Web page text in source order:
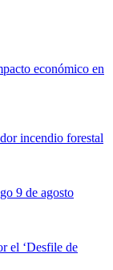
económico en
incendio forestal
9 de agosto
el ‘Desfile de